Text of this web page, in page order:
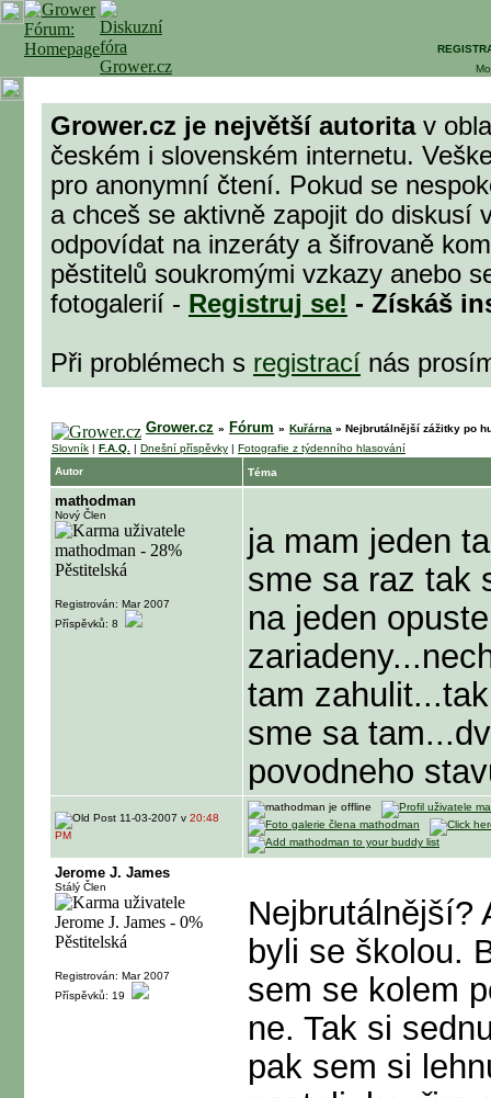
Grower.cz je největší autoritav
českém i slovenském internetu.
pro anonymní čtení. Pokud se
a chceš se aktivně zapojit do diskusí
odpovídat na inzeráty a šifrovaně
pěstitelů soukromými vzkazy anebo
fotogalerií - Registruj se! - Získáš
Při problémech s registrací nás
Grower.cz » Fórum » Kuřárna » Nejbrutálnější zážitky po
Slovník | F.A.Q. | Dnešní příspěvky | Fotografie z týdenního hlasování
Autor
Téma
mathodman
Nový Člen
Registrován: Mar 2007
Příspěvků: 8
ja mam jeden
sme sa raz tak
na jeden
tam
sme sa
povodneho
11-03-2007 v 20:48
PM
Jerome J. James
Stálý Člen
Registrován: Mar 2007
Příspěvků: 19
Nejbrutálnější?
byli se školou.
sem se kolem
ne. Tak si
pak sem si